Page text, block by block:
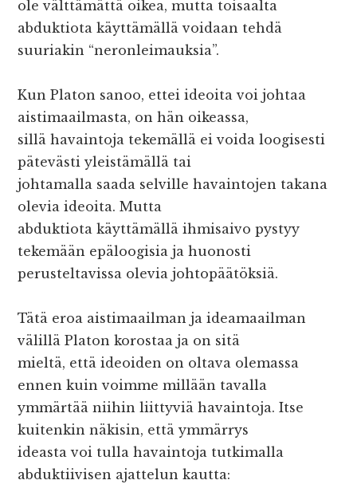
ole välttämättä oikea, mutta toisaalta
abduktiota käyttämällä voidaan tehdä
suuriakin “neronleimauksia”.
Kun Platon sanoo, ettei ideoita voi johtaa
aistimaailmasta, on hän oikeassa,
sillä havaintoja tekemällä ei voida loogisesti
pätevästi yleistämällä tai
johtamalla saada selville havaintojen takana
olevia ideoita. Mutta
abduktiota käyttämällä ihmisaivo pystyy
tekemään epäloogisia ja huonosti
perusteltavissa olevia johtopäätöksiä.
Tätä eroa aistimaailman ja ideamaailman
välillä Platon korostaa ja on sitä
mieltä, että ideoiden on oltava olemassa
ennen kuin voimme millään tavalla
ymmärtää niihin liittyviä havaintoja. Itse
kuitenkin näkisin, että ymmärrys
ideasta voi tulla havaintoja tutkimalla
abduktiivisen ajattelun kautta: